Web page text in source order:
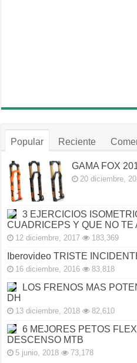
Popular Reciente
GAMA FOX
20 diciembre,
3 EJERCICIOS
CUADRICEPS Y QUE NO
12 diciembre, 2017 183,369
Iberovideo TRISTE
16 diciembre, 2016 83,818
LOS FRENOS MAS
DH
13 diciembre, 2018 82,610
6 MEJORES PETOS
DESCENSO MTB
5 junio, 2018 73,178